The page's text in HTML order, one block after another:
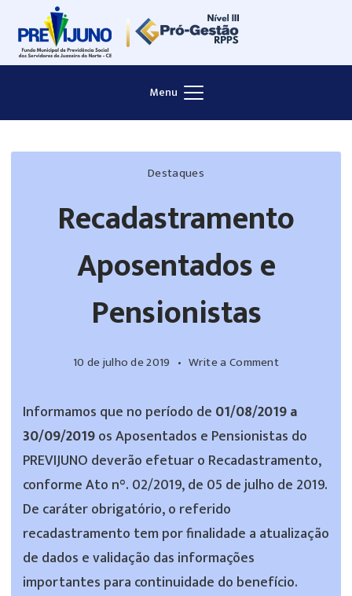
content
Menu
Destaques
Recadastramento
Aposentados e
Pensionistas
10 de julho de 2019 Write a Commenton
Aposentados
Pensionistas
Informamos que no período de 01/08/2019 a
30/09/2019os Aposentados e Pensionistas do
PREVIJUNO deverão efetuar o Recadastramento,
conforme Ato n°. 02/2019, de 05 de julho de 2019.
De caráter obrigatório, o referido
recadastramento tem por finalidade a atualização
de dados e validação das informações
importantes para continuidade do benefício.